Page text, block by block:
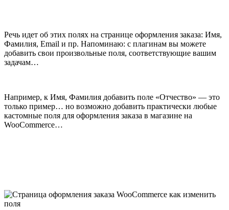
Речь идет об этих полях на странице оформления заказа: Имя,
Фамилия, Email и пр. Напоминаю: с плагинам вы можете
добавить свои произвольные поля, соответствующие вашим
задачам…
Например, к Имя, Фамилия добавить поле «Отчество» — это
только пример… но возможно добавить практически любые
кастомные поля для оформления заказа в магазине на
WooCommerce…